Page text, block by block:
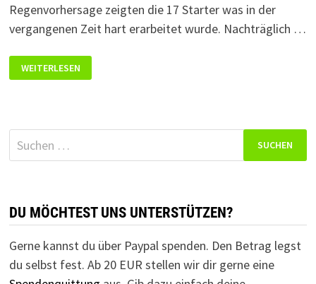
Regenvorhersage zeigten die 17 Starter was in der
vergangenen Zeit hart erarbeitet wurde. Nachträglich …
OBEDIENCE/BEGLEITHUNDE-
FRÜHJAHRSPRÜFUNG
WEITERLESEN
Suchen
nach:
DU MÖCHTEST UNS UNTERSTÜTZEN?
Gerne kannst du über Paypal spenden. Den Betrag legst
du selbst fest. Ab 20 EUR stellen wir dir gerne eine